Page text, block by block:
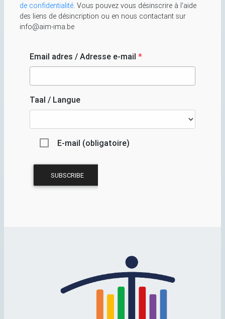
de confidentialité. Vous pouvez vous désinscrire à l'aide
des liens de désincription ou en nous contactant sur
info@aim-ima.be
Email adres / Adresse e-mail *
Taal / Langue
E-mail (obligatoire)